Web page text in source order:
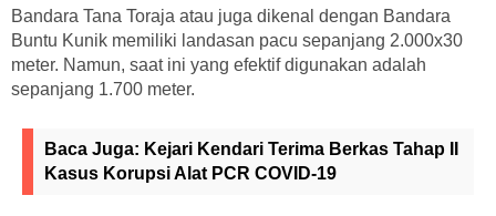
Bandara Tana Toraja atau juga dikenal dengan Bandara
Buntu Kunik memiliki landasan pacu sepanjang 2.000x30
meter. Namun, saat ini yang efektif digunakan adalah
sepanjang 1.700 meter.
Baca Juga: Kejari Kendari Terima Berkas Tahap II
Kasus Korupsi Alat PCR COVID-19